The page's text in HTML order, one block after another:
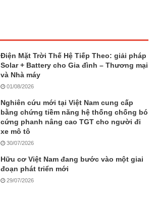
Điện Mặt Trời Thế Hệ Tiếp Theo: giải pháp
Solar + Battery cho Gia đình – Thương mại
và Nhà máy
01/08/2026
Nghiên cứu mới tại Việt Nam cung cấp
bằng chứng tiềm năng hệ thống chống bó
cứng phanh nâng cao TGT cho người đi
xe mô tô
30/07/2026
Hữu cơ Việt Nam đang bước vào một giai
đoạn phát triển mới
29/07/2026